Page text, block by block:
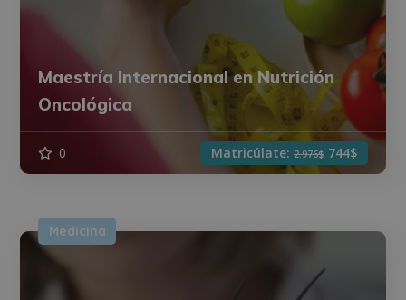
Maestría Internacional en Nutrición
Oncológica
0 Matricúlate: 2.976$ 744$
Medicina